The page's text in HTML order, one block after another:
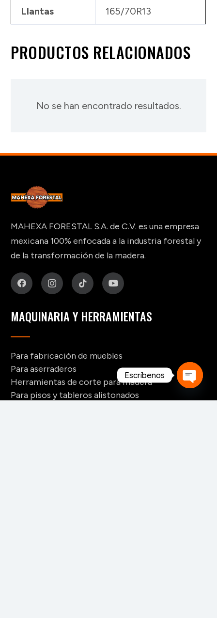
Llantas 165/70R13
PRODUCTOS RELACIONADOS
No se han encontrado resultados.
MAHEXA FORESTAL S.A. de C.V. es una empresa
mexicana 100% enfocada a la industria forestal y
de la transformación de la madera.
MAQUINARIA Y HERRAMIENTAS
Para fabricación de muebles
Para aserraderos
Herramientas de corte para madera
Para pisos y tableros alistonados
Escríbenos